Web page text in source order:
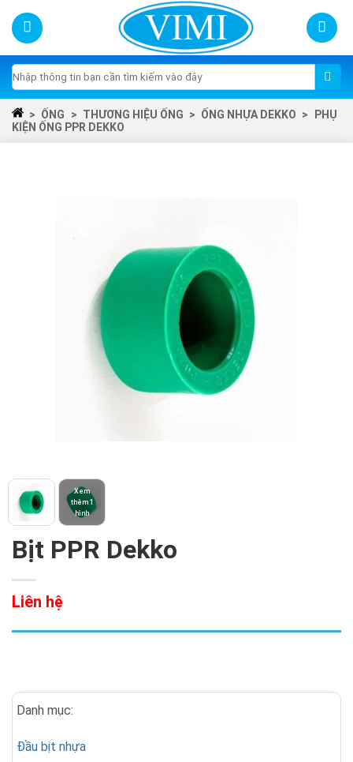
Skip
content
Tìm
kiếm:
> ỐNG > THƯƠNG HIỆU ỐNG > ỐNG NHỰA DEKKO >
PHỤ
KIỆN ỐNG PPR DEKKO
Xem
thêm 1
hình
Bịt PPR Dekko
Liên hệ
Danh mục:
Đầu bịt nhựa